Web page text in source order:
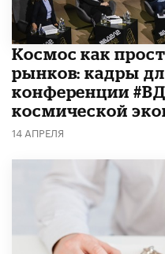
Космос как
рынков: кадры
конференции
космической
14 АПРЕЛЯ